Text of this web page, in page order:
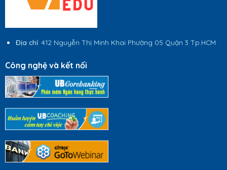
Địa chỉ: 412 Nguyễn Thị Minh Khai Phường 05 Quận 3 Tp.HCM
Công nghệ và kết nối